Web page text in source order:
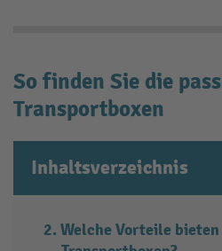
So finden Sie die
Transportboxen
Inhaltsverzeichnis
Welche Vorteile